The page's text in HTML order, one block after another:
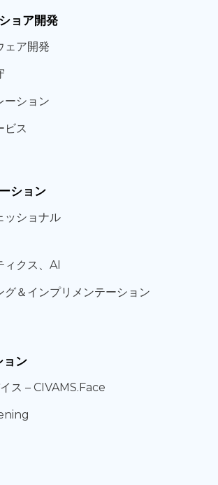
ョア開発
ェア開発
ーション
ビス
ション
ッショナル
クス、 AI
グ＆ インプリメンテーション
ョン
ス – CIVAMS.Face